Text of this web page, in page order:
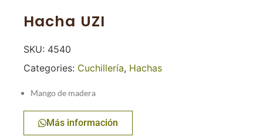
Hacha UZI
SKU: 4540
Categories: Cuchillería, Hachas
Mango de madera
Más información